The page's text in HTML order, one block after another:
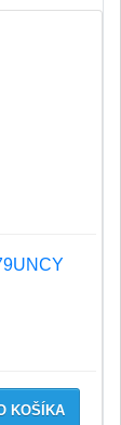
KOŠÍKA